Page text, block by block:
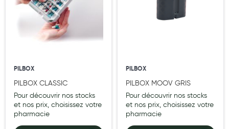
Douleurs articulaires et musculaires
Santé séniors
Incontinence
Ronflement
PILBOX
PILBOX CLASSIC
Pour découvrir nos stocks
et nos prix, choisissez votre
pharmacie
PILBOX
PILBOX MOOV GRIS
Pour découvrir nos stocks
et nos prix, choisissez votre
pharmacie